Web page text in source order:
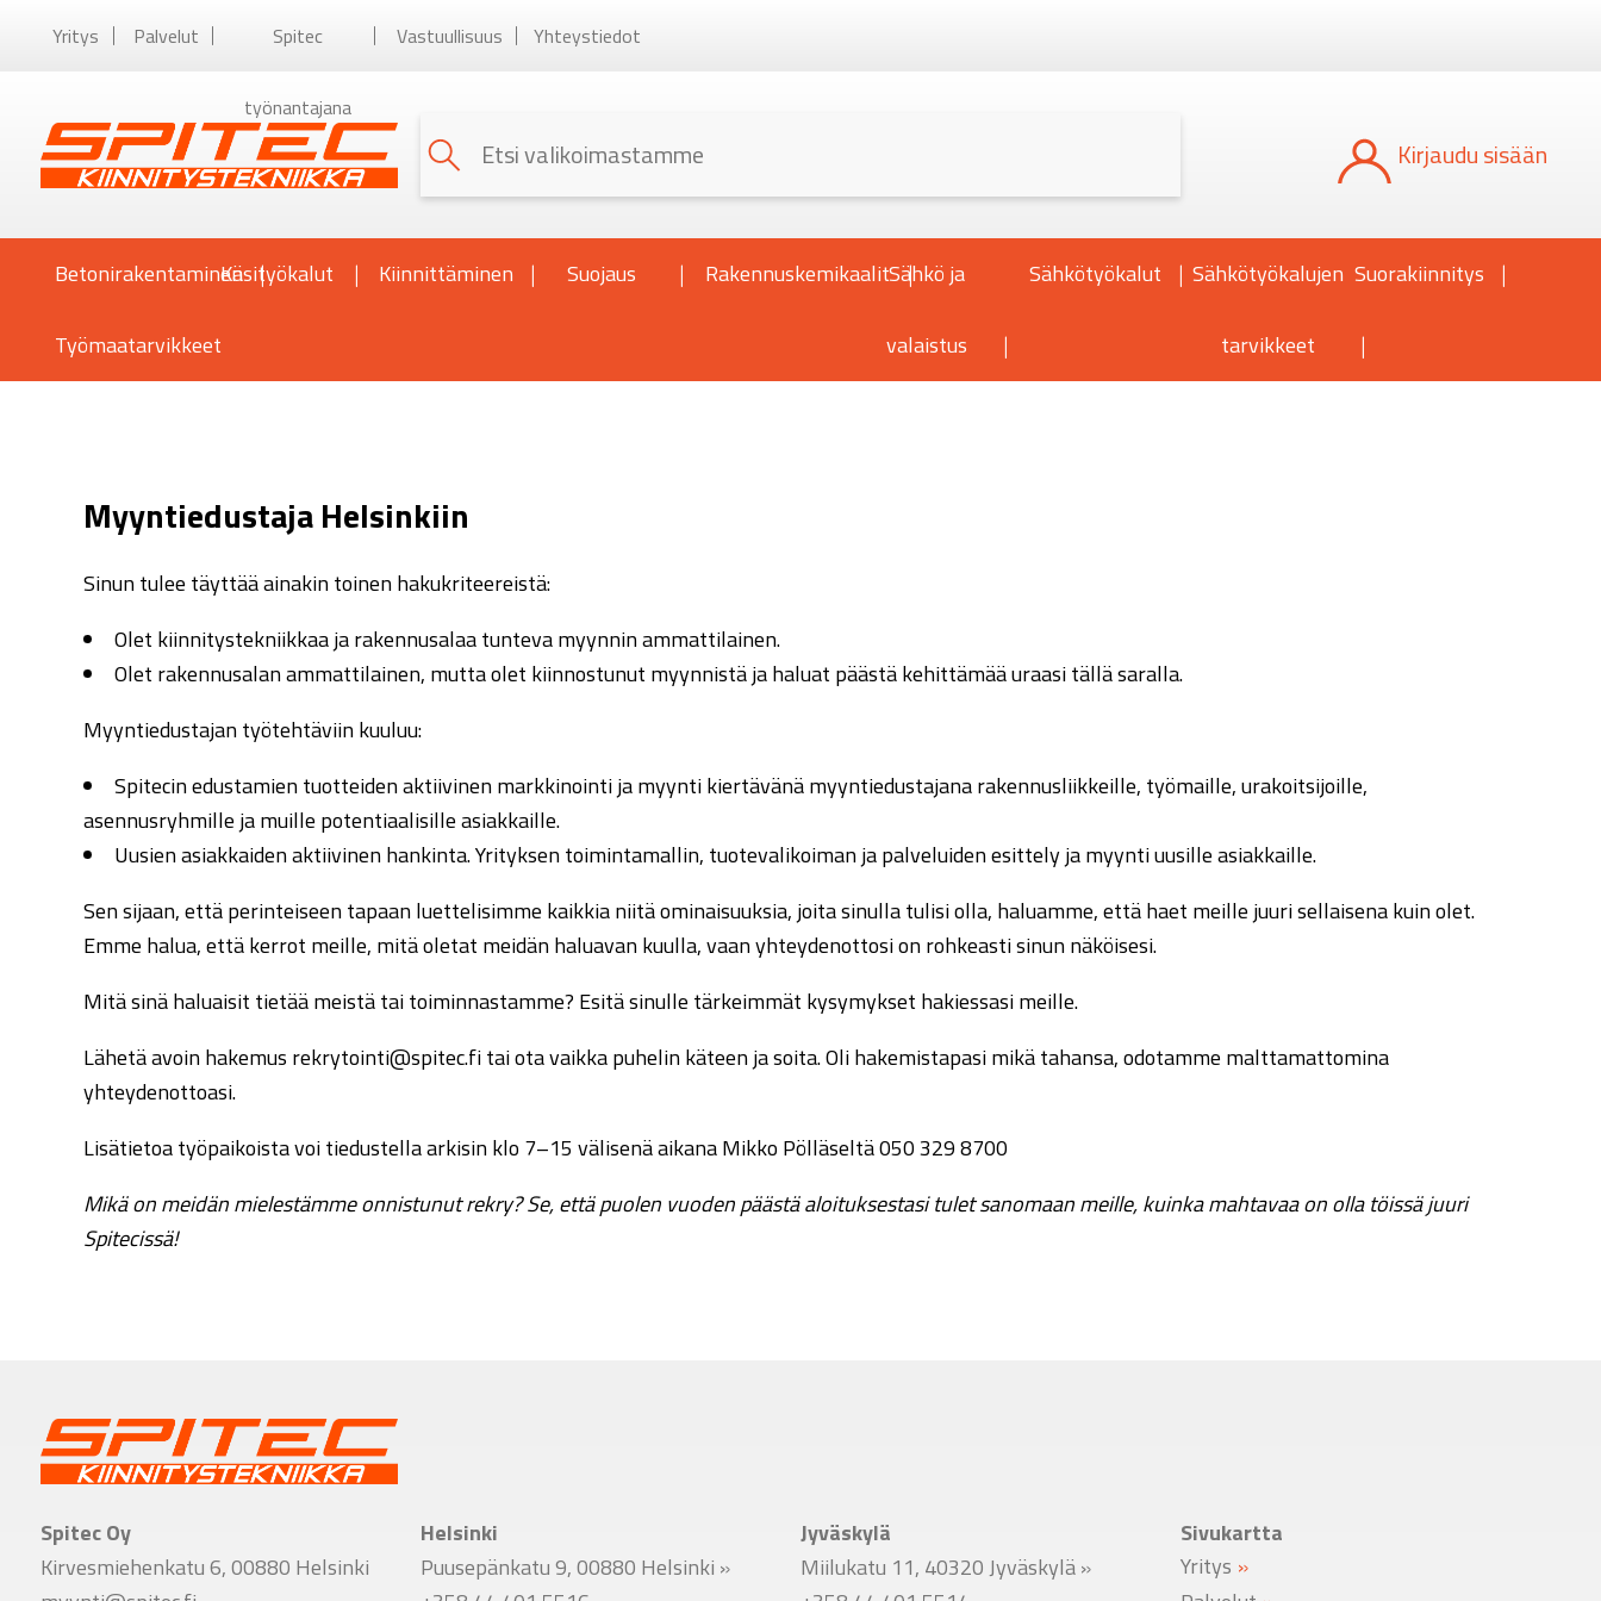
Yritys Palvelut Spitec
työnantajana
Vastuullisuus Yhteystiedot
Kun tuloksia tulee, voit selata niitä
Kirjaudu sisään
BetonirakentaminenKäsityökalut Kiinnittäminen Suojaus RakennuskemikaalitSähkö ja
valaistus
Sähkötyökalut Sähkötyökalujen
tarvikkeet
Suorakiinnitys
Työmaatarvikkeet
Myyntiedustaja Helsinkiin
Sinun tulee täyttää ainakin toinen hakukriteereistä:
Olet kiinnitystekniikkaa ja rakennusalaa tunteva myynnin ammattilainen.
Olet rakennusalan ammattilainen, mutta olet kiinnostunut myynnistä ja haluat päästä kehittämää uraasi tällä saralla.
Myyntiedustajan työtehtäviin kuuluu:
Spitecin edustamien tuotteiden aktiivinen markkinointi ja myynti kiertävänä myyntiedustajana rakennusliikkeille, työmaille, urakoitsijoille,
asennusryhmille ja muille potentiaalisille asiakkaille.
Uusien asiakkaiden aktiivinen hankinta. Yrityksen toimintamallin, tuotevalikoiman ja palveluiden esittely ja myynti uusille asiakkaille.
Sen sijaan, että perinteiseen tapaan luettelisimme kaikkia niitä ominaisuuksia, joita sinulla tulisi olla, haluamme, että haet meille juuri sellaisena kuin olet.
Emme halua, että kerrot meille, mitä oletat meidän haluavan kuulla, vaan yhteydenottosi on rohkeasti sinun näköisesi.
Mitä sinä haluaisit tietää meistä tai toiminnastamme? Esitä sinulle tärkeimmät kysymykset hakiessasi meille.
Lähetä avoin hakemus rekrytointi@spitec.fi tai ota vaikka puhelin käteen ja soita. Oli hakemistapasi mikä tahansa, odotamme malttamattomina
yhteydenottoasi.
Lisätietoa työpaikoista voi tiedustella arkisin klo 7–15 välisenä aikana Mikko Pölläseltä 050 329 8700
Mikä on meidän mielestämme onnistunut rekry? Se, että puolen vuoden päästä aloituksestasi tulet sanomaan meille, kuinka mahtavaa on olla töissä juuri
Spitecissä!
Spitec Oy
Kirvesmiehenkatu 6, 00880 Helsinki
Helsinki
Puusepänkatu 9, 00880 Helsinki »
Jyväskylä
Miilukatu 11, 40320 Jyväskylä»
Sivukartta
Yritys